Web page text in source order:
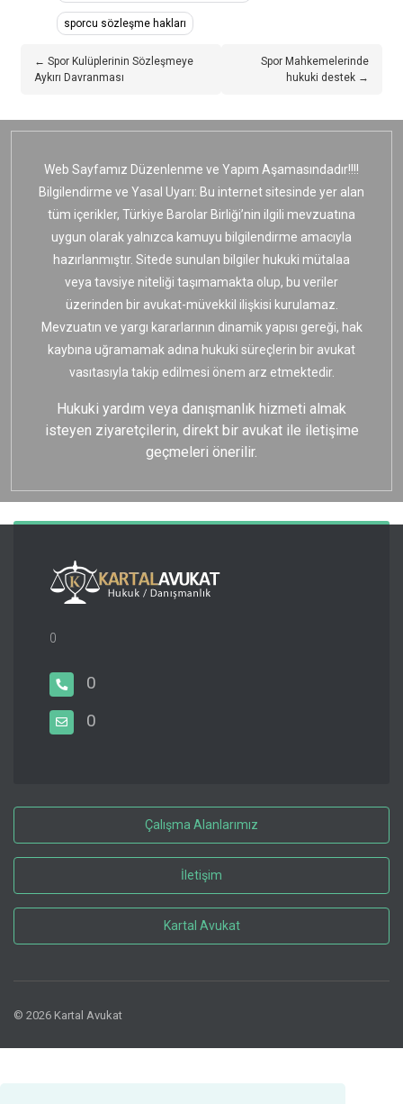
sporcu sözleşme hakları
← Spor Kulüplerinin Sözleşmeye
Aykırı Davranması
Spor Mahkemelerinde
hukuki destek →
Web Sayfamız Düzenlenme ve Yapım Aşamasındadır!!!!
Bilgilendirme ve Yasal Uyarı: Bu internet sitesinde yer alan
tüm içerikler, Türkiye Barolar Birliği’nin ilgili mevzuatına
uygun olarak yalnızca kamuyu bilgilendirme amacıyla
hazırlanmıştır. Sitede sunulan bilgiler hukuki mütalaa
veya tavsiye niteliği taşımamakta olup, bu veriler
üzerinden bir avukat-müvekkil ilişkisi kurulamaz.
Mevzuatın ve yargı kararlarının dinamik yapısı gereği, hak
kaybına uğramamak adına hukuki süreçlerin bir avukat
vasıtasıyla takip edilmesi önem arz etmektedir.
Hukuki yardım veya danışmanlık hizmeti almak
isteyen ziyaretçilerin, direkt bir avukat ile iletişime
geçmeleri önerilir.
0
0
0
Çalışma Alanlarımız
İletişim
Kartal Avukat
© 2026 Kartal Avukat